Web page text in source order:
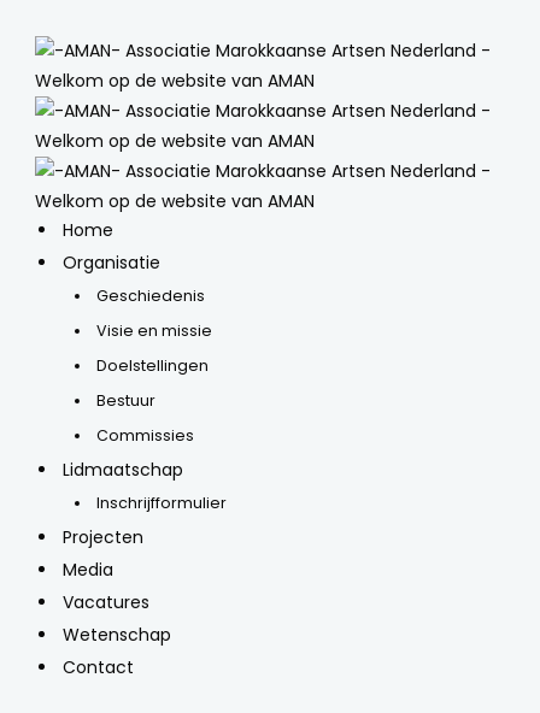
Home
Organisatie
Geschiedenis
Visie en missie
Doelstellingen
Bestuur
Commissies
Lidmaatschap
Inschrijfformulier
Projecten
Media
Vacatures
Wetenschap
Contact